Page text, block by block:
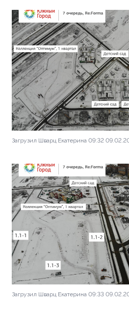
Загрузил Шварц Екатерина 09:32
Загрузил Шварц Екатерина 09:33